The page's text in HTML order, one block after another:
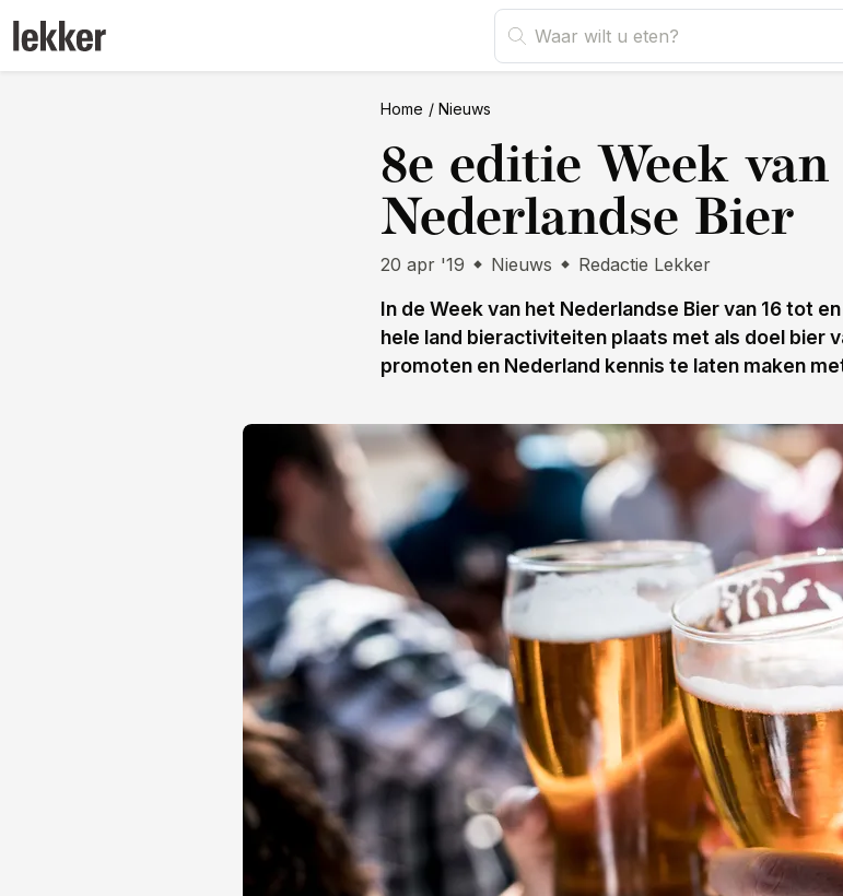
Home Nieuws
8e editie Week
Nederlandse Bier
20 apr '19 Nieuws Redactie Lekker
In de Week van het Nederlandse Bier van 16 tot
hele land bieractiviteiten plaats met als doel bier
promoten en Nederland kennis te laten maken